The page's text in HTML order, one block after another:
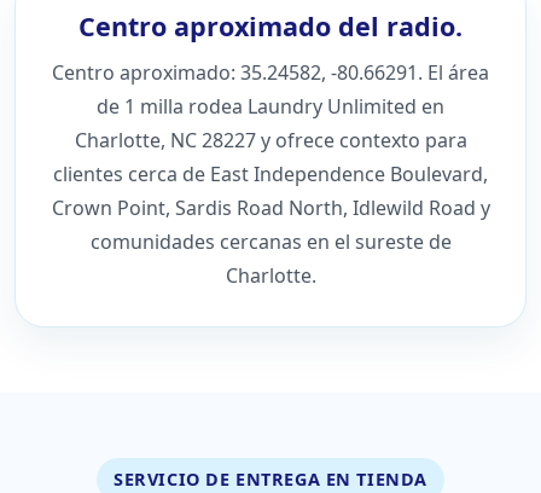
Centro aproximado del radio.
Centro aproximado: 35.24582, -80.66291. El área
de 1 milla rodea Laundry Unlimited en
Charlotte, NC 28227 y ofrece contexto para
clientes cerca de East Independence Boulevard,
Crown Point, Sardis Road North, Idlewild Road y
comunidades cercanas en el sureste de
Charlotte.
SERVICIO DE ENTREGA EN TIENDA